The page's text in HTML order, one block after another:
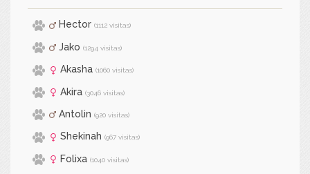
Hector (1112 visitas)
Jako (1294 visitas)
Akasha (1060 visitas)
Akira (3046 visitas)
Antolin (920 visitas)
Shekinah (967 visitas)
Folixa (1040 visitas)